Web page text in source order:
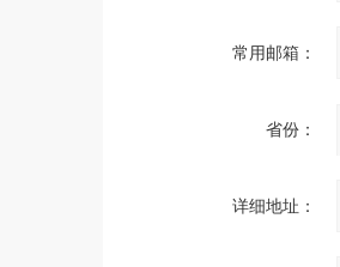
常用邮箱：
省份：
详细地址：